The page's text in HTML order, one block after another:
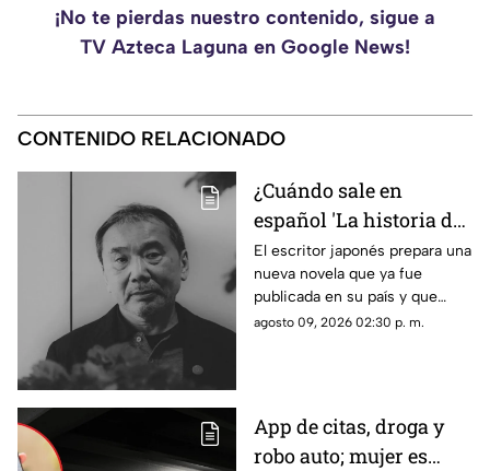
¡No te pierdas nuestro contenido, sigue a
TV Azteca Laguna en Google News!
CONTENIDO RELACIONADO
¿Cuándo sale en
español 'La historia de
Kaho', la nueva novela
de Haruki Murakami?
El escritor japonés prepara una
nueva novela que ya fue
publicada en su país y que
apunta a llegar a los lectores
agosto 09, 2026 02:30 p. m.
App de citas, droga y
robo auto; mujer es